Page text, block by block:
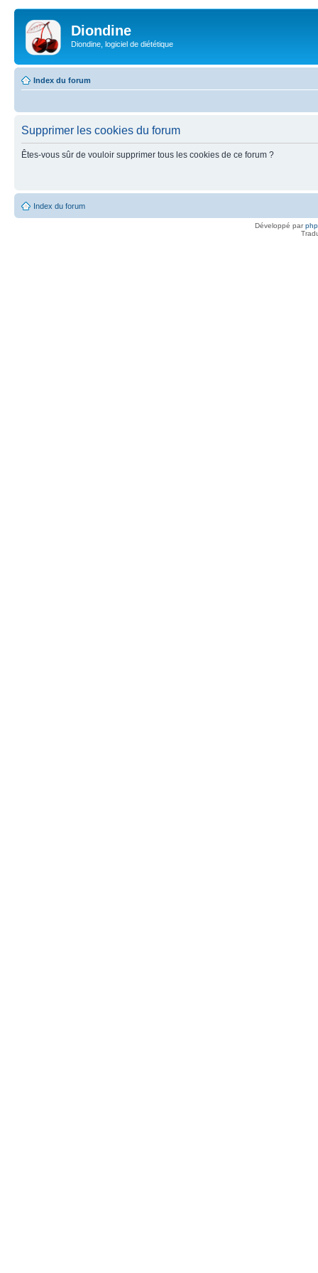
Diondine
Diondine, logiciel de diététique
Index du forum
Supprimer les cookies du forum
Êtes-vous sûr de vouloir supprimer tous les cookies de ce forum ?
Index du forum
Développé par